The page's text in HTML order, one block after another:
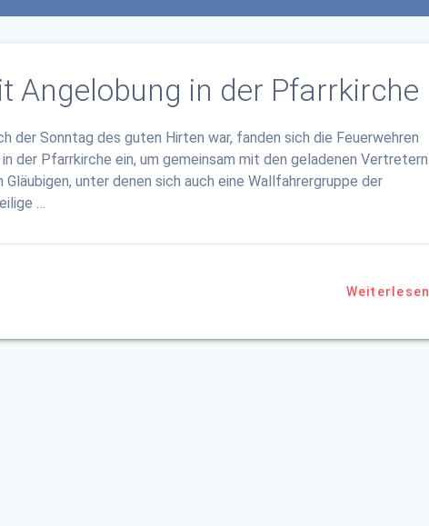
Angelobung in der Pfarrkirche
der Sonntag des guten Hirten war, fanden sich die Feuerwehren
der Pfarrkirche ein, um gemeinsam mit den geladenen Vertretern
unter denen sich auch eine Wallfahrergruppe der
…
Weiterlesen